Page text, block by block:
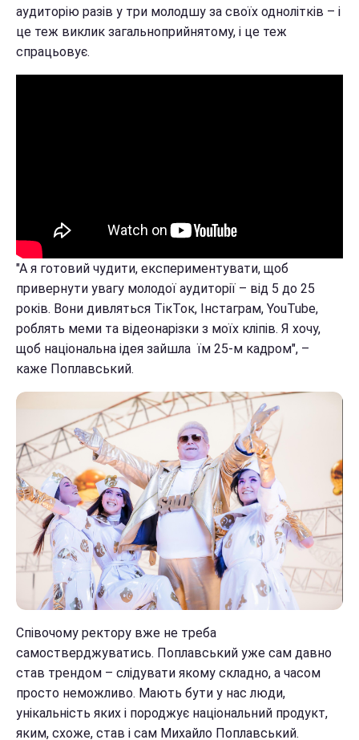
аудиторію разів у три молодшу за своїх однолітків – і
це теж виклик загальноприйнятому, і це теж
спрацьовує.
"А я готовий чудити, експериментувати, щоб
привернути увагу молодої аудиторії – від 5 до 25
років. Вони дивляться ТікТок, Інстаграм, YouTube,
роблять меми та відеонарізки з моїх кліпів. Я хочу,
щоб національна ідея зайшла їм 25-м кадром", –
каже Поплавський.
Співочому ректору вже не треба
самостверджуватись. Поплавський уже сам давно
став трендом – слідувати якому складно, а часом
просто неможливо. Мають бути у нас люди,
унікальність яких і породжує національний продукт,
яким, схоже, став і сам Михайло Поплавський.